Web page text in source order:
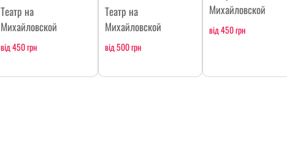
Театр на
Михайловской
від 450 грн
Театр на
Михайловской
від 500 грн
Михайловской
від 450 грн